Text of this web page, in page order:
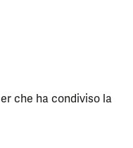
che ha condiviso la